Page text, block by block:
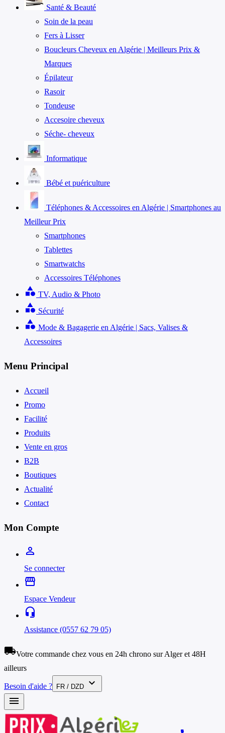
Santé & Beauté
Soin de la peau
Fers à Lisser
Boucleurs Cheveux en Algérie | Meilleurs Prix &
Marques
Épilateur
Rasoir
Tondeuse
Accesoire cheveux
Séche- cheveux
Informatique
Bébé et puériculture
Téléphones & Accessoires en Algérie | Smartphones au
Meilleur Prix
Smartphones
Tablettes
Smartwatchs
Accessoires Téléphones
category TV, Audio & Photo
category Sécurité
category Mode & Bagagerie en Algérie | Sacs, Valises &
Accessoires
Menu Principal
Accueil
Promo
Facilité
Produits
Vente en gros
B2B
Boutiques
Actualité
Contact
Mon Compte
person_outline
Se connecter
storefront
Espace Vendeur
headset_mic
Assistance (0557 62 79 05)
local_shippingVotre commande chez vous en 24h chrono sur Alger et 48H
ailleurs
Besoin d'aide ? FR / DZD
expand_more
menu